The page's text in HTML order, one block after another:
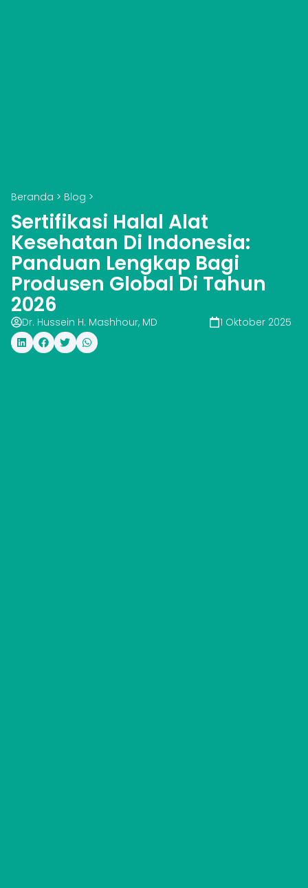
Beranda > Blog >
Sertifikasi Halal Alat
Kesehatan Di Indonesia:
Panduan Lengkap Bagi
Produsen Global Di Tahun
2026
Dr. Hussein H. Mashhour, MD 1 Oktober 2025